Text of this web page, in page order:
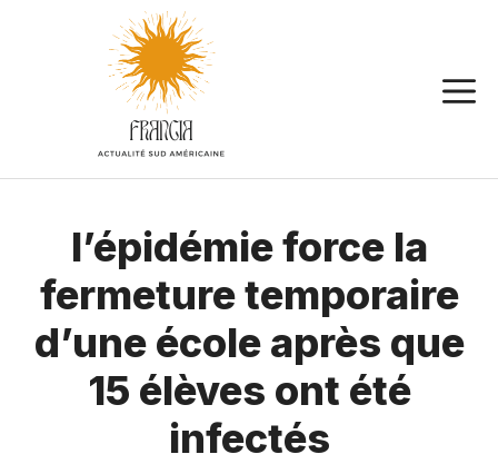
l’épidémie force la
fermeture temporaire
d’une école après que
15 élèves ont été
infectés